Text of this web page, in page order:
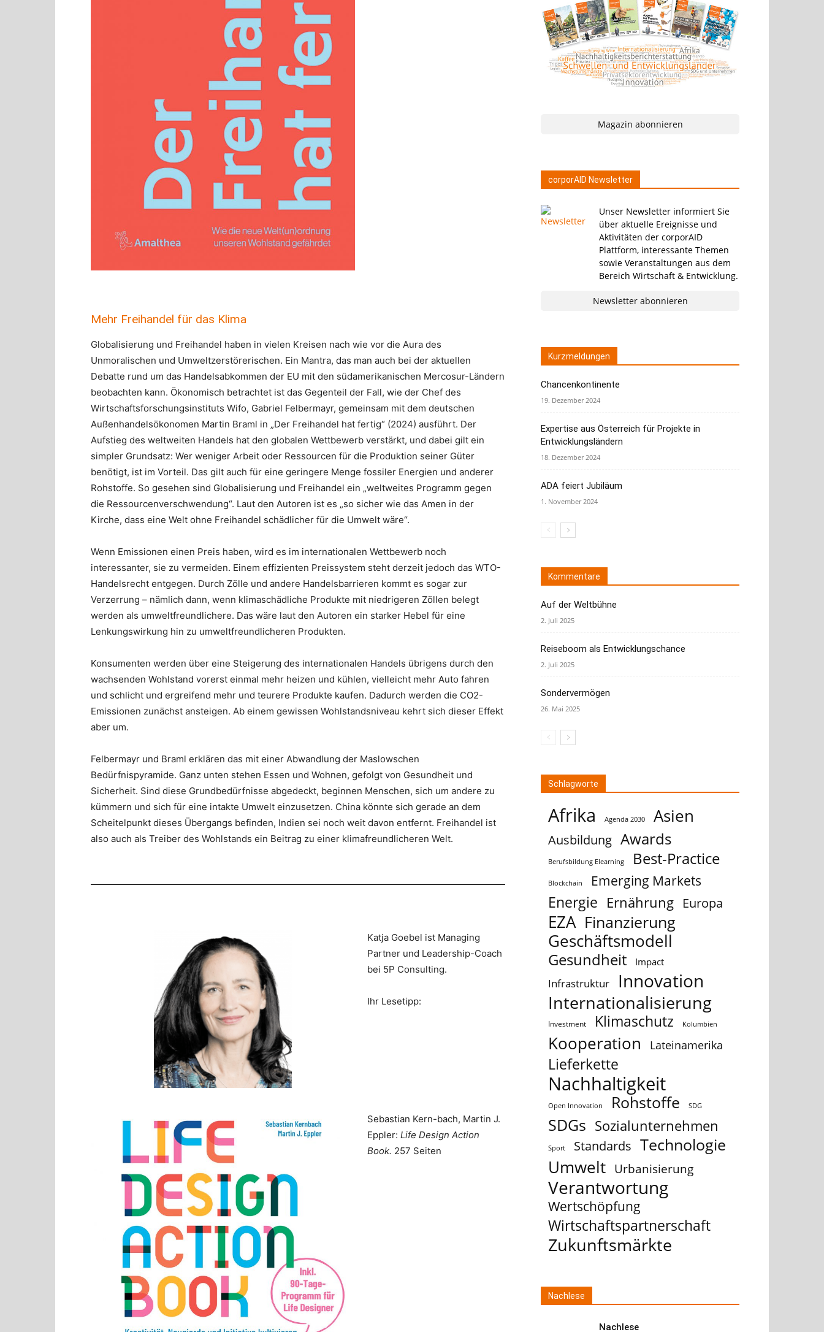
Mehr Freihandel für das Klima
Globalisierung und Freihandel haben in vielen Kreisen nach wie vor die Aura des
Unmoralischen und Umweltzerstörerischen. Ein Mantra, das man auch bei der aktuellen
Debatte rund um das Handelsabkommen der EU mit den südamerikanischen Mercosur-Ländern
beobachten kann. Ökonomisch betrachtet ist das Gegenteil der Fall, wie der Chef des
Wirtschaftsforschungsinstituts Wifo, Gabriel Felbermayr, gemeinsam mit dem deutschen
Außenhandelsökonomen Martin Braml in „Der Freihandel hat fertig“ (2024) ausführt. Der
Aufstieg des weltweiten Handels hat den globalen Wettbewerb verstärkt, und dabei gilt ein
simpler Grundsatz: Wer weniger Arbeit oder Ressourcen für die Produktion seiner Güter
benötigt, ist im Vorteil. Das gilt auch für eine geringere Menge fossiler Energien und anderer
Rohstoffe. So gesehen sind Globalisierung und Freihandel ein „weltweites Programm gegen
die Ressourcenverschwendung“. Laut den Autoren ist es „so sicher wie das Amen in der
Kirche, dass eine Welt ohne Freihandel schädlicher für die Umwelt wäre“.
Wenn Emissionen einen Preis haben, wird es im internationalen Wettbewerb noch
interessanter, sie zu vermeiden. Einem effizienten Preissystem steht derzeit jedoch das WTO-
Handelsrecht entgegen. Durch Zölle und andere Handelsbarrieren kommt es sogar zur
Verzerrung – nämlich dann, wenn klimaschädliche Produkte mit niedrigeren Zöllen belegt
werden als umweltfreundlichere. Das wäre laut den Autoren ein starker Hebel für eine
Lenkungswirkung hin zu umweltfreundlicheren Produkten.
Konsumenten werden über eine Steigerung des internationalen Handels übrigens durch den
wachsenden Wohlstand vorerst einmal mehr heizen und kühlen, vielleicht mehr Auto fahren
und schlicht und ergreifend mehr und teurere Produkte kaufen. Dadurch werden die CO2-
Emissionen zunächst ansteigen. Ab einem gewissen Wohlstandsniveau kehrt sich dieser Effekt
aber um.
Felbermayr und Braml erklären das mit einer Abwandlung der Maslowschen
Bedürfnispyramide. Ganz unten stehen Essen und Wohnen, gefolgt von Gesundheit und
Sicherheit. Sind diese Grundbedürfnisse abgedeckt, beginnen Menschen, sich um andere zu
kümmern und sich für eine intakte Umwelt einzusetzen. China könnte sich gerade an dem
Scheitelpunkt dieses Übergangs befinden, Indien sei noch weit davon entfernt. Freihandel ist
also auch als Treiber des Wohlstands ein Beitrag zu einer klimafreundlicheren Welt.
Katja Goebel ist Managing
Partner und Leadership-Coach
bei 5P Consulting.
Ihr Lesetipp:
Sebastian Kern-bach, Martin J.
Eppler: Life Design Action
Book. 257 Seiten
Magazin abonnieren
corporAID Newsletter
Unser Newsletter informiert Sie
über aktuelle Ereignisse und
Aktivitäten der corporAID
Plattform, interessante Themen
sowie Veranstaltungen aus dem
Bereich Wirtschaft & Entwicklung.
Newsletter abonnieren
Kurzmeldungen
Chancenkontinente
19. Dezember 2024
Expertise aus Österreich für Projekte in
Entwicklungsländern
18. Dezember 2024
ADA feiert Jubiläum
1. November 2024
Kommentare
Auf der Weltbühne
2. Juli 2025
Reiseboom als Entwicklungschance
2. Juli 2025
Sondervermögen
26. Mai 2025
Schlagworte
Afrika Agenda 2030 Asien
Ausbildung Awards
Berufsbildung Elearning Best-Practice
Blockchain Emerging Markets
Energie Ernährung Europa
EZA Finanzierung
Geschäftsmodell
Gesundheit Impact
Infrastruktur Innovation
Internationalisierung
Investment Klimaschutz Kolumbien
Kooperation Lateinamerika
Lieferkette
Nachhaltigkeit
Open Innovation Rohstoffe SDG
SDGs Sozialunternehmen
Sport Standards Technologie
Umwelt Urbanisierung
Verantwortung
Wertschöpfung
Wirtschaftspartnerschaft
Zukunftsmärkte
Nachlese
Nachlese